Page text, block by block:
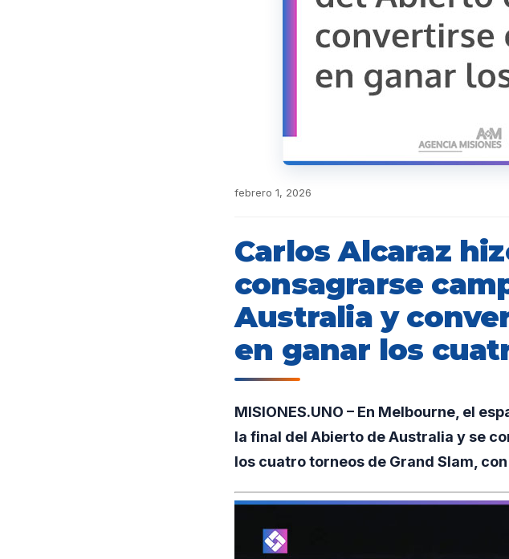
febrero 1, 2026
Carlos Alcaraz
consagrarse
Australia y
en ganar los
MISIONES.UNO – En Melbourne, el
la final del Abierto de Australia y se
los cuatro torneos de Grand Slam,